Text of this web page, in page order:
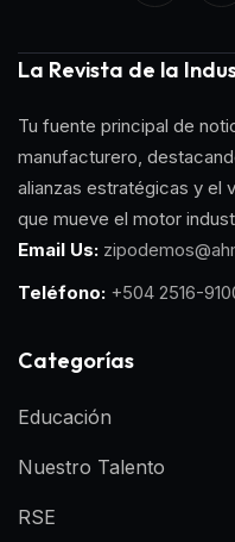
La Revista de la
Tu fuente principal de
manufacturero,
alianzas estratégicas y el
que mueve el motor
Email Us:
Teléfono: +504 2516-
Categorías
Educación
Nuestro Talento
RSE